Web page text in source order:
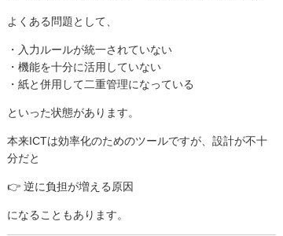
よくある問題として、
・入力ルールが統一されていない
・機能を十分に活用していない
・紙と併用して二重管理になっている
といった状態があります。
本来ICTは効率化のためのツールですが、設計が不十
分だと
👉 逆に負担が増える原因
になることもあります。